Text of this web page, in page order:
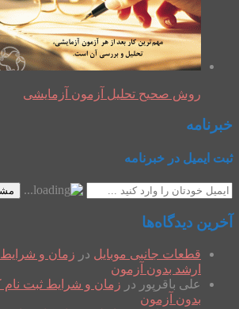
روش صحیح تحلیل آزمون آزمایشی
خبرنامه
ثبت ایمیل در خبرنامه
آخرین دیدگاه‌ها
قطعات جانبی موبایل در زمان و
ارشد بدون آزمون
علی باقرپور در زمان و شرایط ثبت
بدون آزمون